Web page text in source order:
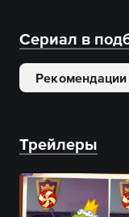
Сериал в
Рекомендации
Трейлеры